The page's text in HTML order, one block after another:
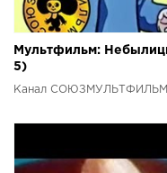
Мультфильм:
5)
Канал